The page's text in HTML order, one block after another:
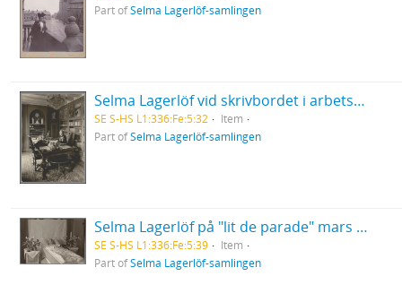
Part ofSelma Lagerlöf-samlingen
Selma Lagerlöf vid skrivbordet i arbetsrummet på Mårbacka, iklädd mörk kofta
SE S-HS L1:336:Fe:5:32
Item
Part ofSelma Lagerlöf-samlingen
Selma Lagerlöf på "lit de parade" mars 1940
SE S-HS L1:336:Fe:5:39
Item
Part ofSelma Lagerlöf-samlingen